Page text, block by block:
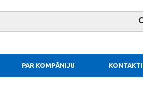
PAR KOMPĀNIJU KONTAKTI